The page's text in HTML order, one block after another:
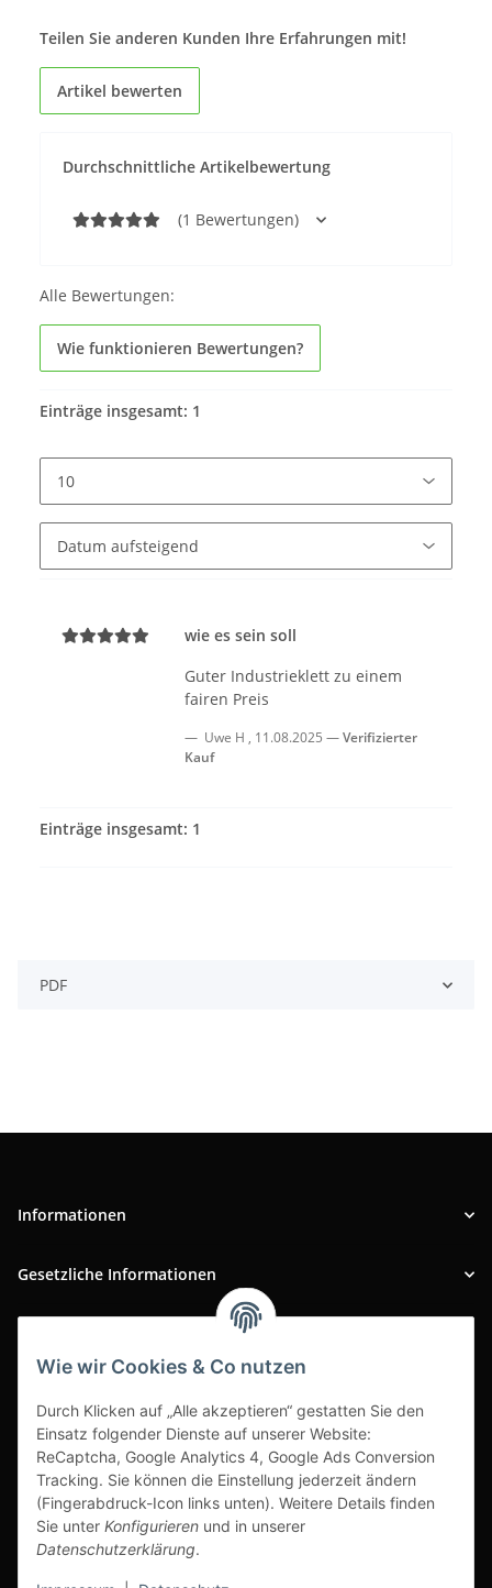
Wie wir Cookies & Co nutzen
Durch Klicken auf „Alle akzeptieren“ gestatten Sie den
Einsatz folgender Dienste auf unserer Website:
ReCaptcha, Google Analytics 4, Google Ads Conversion
Tracking. Sie können die Einstellung jederzeit ändern
(Fingerabdruck-Icon links unten). Weitere Details finden
Sie unter Konfigurieren und in unserer
Datenschutzerklärung.
Durchschnittliche Artikelbewertung
(1 Bewertungen)
Teilen Sie anderen Kunden Ihre Erfahrungen mit!
Artikel bewerten
Alle Bewertungen:
Wie funktionieren Bewertungen?
Einträge insgesamt: 1
wie es sein soll
Guter Industrieklett zu einem
fairen Preis
Uwe H , 11.08.2025
Verifizierter
Kauf
Einträge insgesamt: 1
PDF
Informationen
Gesetzliche Informationen